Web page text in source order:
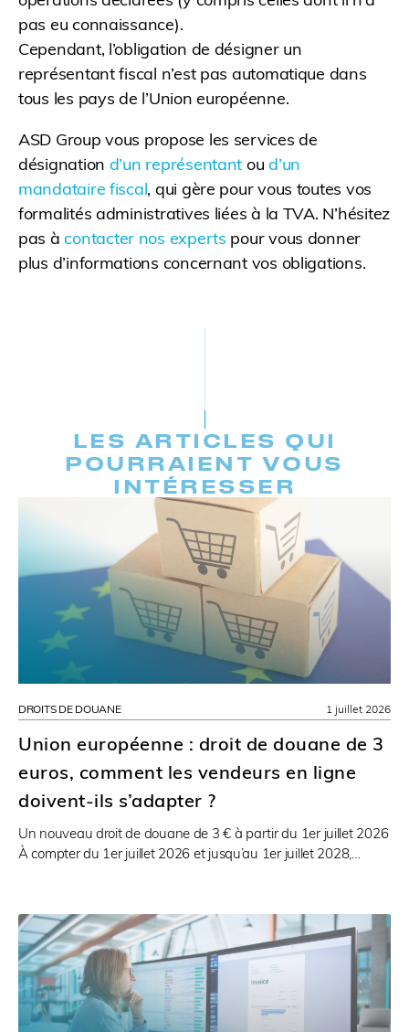
pas eu connaissance).
Cependant, l’obligation de désigner un
représentant fiscal n’est pas automatique dans
tous les pays de l’Union européenne.
ASD Group vous propose les services de
désignation d’un représentant oud’un
mandataire fiscal, qui gère pour vous toutes vos
formalités administratives liées à la TVA. N’hésitez
pas àcontacter nos experts pour vous donner
plus d’informations concernant vos obligations.
LES ARTICLES QUI
POURRAIENT VOUS
INTÉRESSER
DROITS DE DOUANE
Union européenne : droit de douane de 3
euros, comment les vendeurs en ligne
doivent-ils s’adapter ?
Un nouveau droit de douane de 3 € à partir du 1er juillet 2026
À compter du 1er juillet 2026 et jusqu’au 1er juillet 2028,…
1 juillet 2026